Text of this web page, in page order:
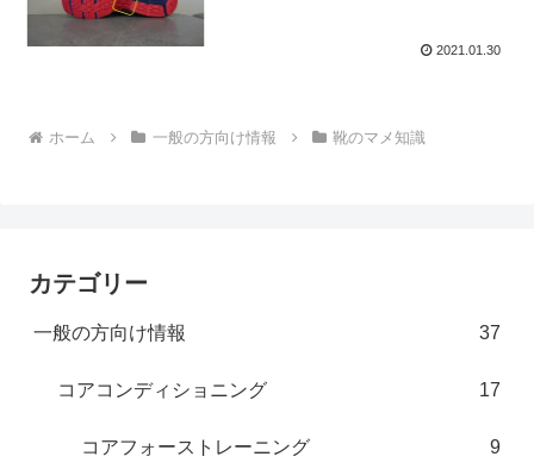
2021.01.30
ホーム 一般の方向け情報 靴のマメ知識
カテゴリー
一般の方向け情報 37
コアコンディショニング 17
コアフォーストレーニング 9